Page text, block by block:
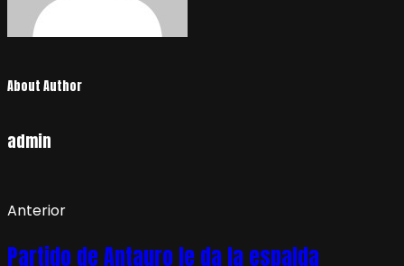
About Author
admin
Anterior
Partido de Antauro le da la espalda